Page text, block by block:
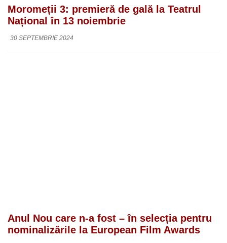
Moromeții 3: premieră de gală la Teatrul
Național în 13 noiembrie
30 SEPTEMBRIE 2024
Anul Nou care n-a fost – în selecția pentru
nominalizările la European Film Awards